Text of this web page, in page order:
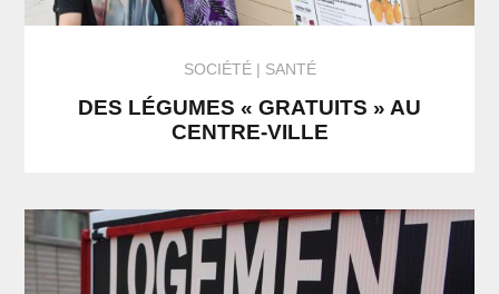
SOCIÉTÉ SANTÉ
DES LÉGUMES « GRATUITS » AU
CENTRE-VILLE